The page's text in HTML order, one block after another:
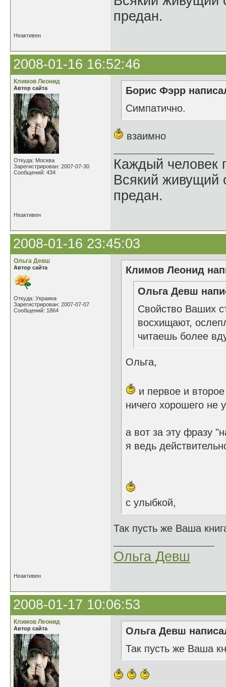
предан.
Неактивен
2008-01-16 16:52:46
Климов Леонид
Автор сайта
Откуда: Москва
Зарегистрирован: 2007-07-30
Сообщений: 434
Борис Фэрр
Cимпатично.
взаимно
Каждый человек
Всякий живущий
предан.
Неактивен
2008-01-16 23:45:03
Ольга Девш
Автор сайта
Откуда: Украина
Зарегистрирован: 2007-07-07
Сообщений: 1864
Климов Леонид
Ольга Девш
Свойство Ваших
восхищают,
читаешь более
Ольга,
и первое и
ничего хорошего не
а вот за эту фразу
я ведь
с улыбкой,
Так пусть же Ваша
Ольга Девш
Неактивен
2008-01-17 10:06:53
Климов Леонид
Автор сайта
Ольга Девш
Так пусть же Ваша